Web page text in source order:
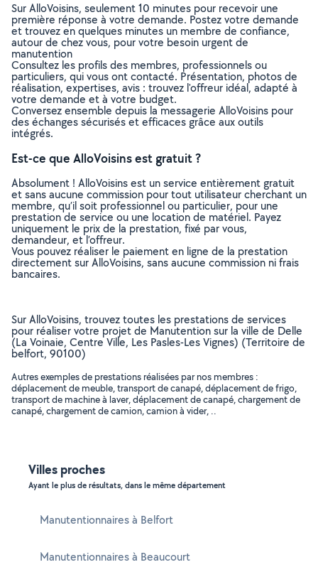
Sur AlloVoisins, seulement 10 minutes pour recevoir une
première réponse à votre demande. Postez votre demande
et trouvez en quelques minutes un membre de confiance,
autour de chez vous, pour votre besoin urgent de
manutention
Consultez les profils des membres, professionnels ou
particuliers, qui vous ont contacté. Présentation, photos de
réalisation, expertises, avis : trouvez l'offreur idéal, adapté à
votre demande et à votre budget.
Conversez ensemble depuis la messagerie AlloVoisins pour
des échanges sécurisés et efficaces grâce aux outils
intégrés.
Est-ce que AlloVoisins est gratuit ?
Absolument ! AlloVoisins est un service entièrement gratuit
et sans aucune commission pour tout utilisateur cherchant un
membre, qu’il soit professionnel ou particulier, pour une
prestation de service ou une location de matériel. Payez
uniquement le prix de la prestation, fixé par vous,
demandeur, et l’offreur.
Vous pouvez réaliser le paiement en ligne de la prestation
directement sur AlloVoisins, sans aucune commission ni frais
bancaires.
Sur AlloVoisins, trouvez toutes les prestations de services
pour réaliser votre projet de Manutention sur la ville de Delle
(La Voinaie, Centre Ville, Les Pasles-Les Vignes) (Territoire de
belfort, 90100)
Autres exemples de prestations réalisées par nos membres :
déplacement de meuble, transport de canapé, déplacement de frigo,
transport de machine à laver, déplacement de canapé, chargement de
canapé, chargement de camion, camion à vider, ..
Villes proches
Ayant le plus de résultats, dans le même département
Manutentionnaires à Belfort
Manutentionnaires à Beaucourt